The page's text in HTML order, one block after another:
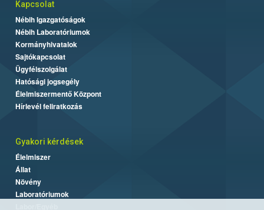
Kapcsolat
Nébih Igazgatóságok
Nébih Laboratóriumok
Kormányhivatalok
Sajtókapcsolat
Ügyfélszolgálat
Hatósági jogsegély
Élelmiszermentő Központ
Hírlevél feliratkozás
Gyakori kérdések
Élelmiszer
Állat
Növény
Laboratóriumok